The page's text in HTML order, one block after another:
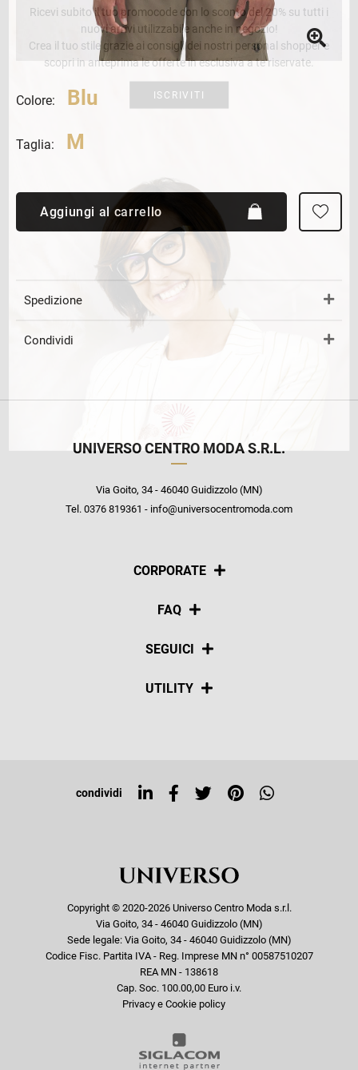
Colore: Blu
Taglia: M
Aggiungi al carrello
Spedizione
Condividi
UNIVERSO CENTRO MODA S.R.L.
Via Goito, 34 - 46040 Guidizzolo (MN)
Tel. 0376 819361 - info@universocentromoda.com
CORPORATE
Chi siamo
FAQ
Pagamenti
SEGUICI
Social
UTILITY
Top ricerche
condividi
Copyright © 2020-2026 Universo Centro Moda s.r.l.
Via Goito, 34 - 46040 Guidizzolo (MN)
Sede legale: Via Goito, 34 - 46040 Guidizzolo (MN)
Codice Fisc. Partita IVA - Reg. Imprese MN n° 00587510207
REA MN - 138618
Cap. Soc. 100.00,00 Euro i.v.
Privacy e Cookie policy
Ricevi subito il tuo promocode con lo sconto del 20% su tutti i
nuovi arrivi utilizzabile anche in negozio!
Crea il tuo stile grazie ai consigli dei nostri personal shopper e
scopri in anteprima le offerte in esclusiva a te riservate.
ISCRIVITI